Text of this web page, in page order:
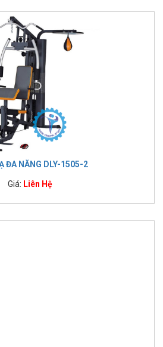
ĐA NĂNG DLY-1505-2
Giá: Liên Hệ